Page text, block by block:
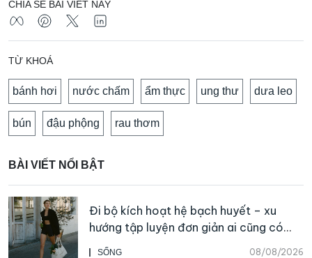
CHIA SẺ BÀI VIẾT NÀY
TỪ KHOÁ
bánh hơi nước chấm ẩm thực ung thư dưa leo
bún đậu phộng rau thơm
BÀI VIẾT NỔI BẬT
SỐNG 08/08/2026
Đi bộ kích hoạt hệ bạch huyết – xu
hướng tập luyện đơn giản ai cũng có
thể bắt đầu